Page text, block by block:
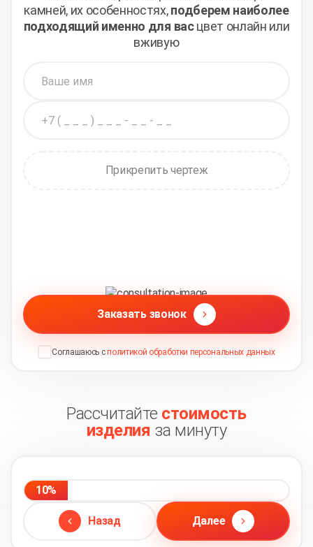
камней, их особенностях,подберем наиболее
подходящий именно для васцвет онлайн или
вживую
Прикрепить чертеж
Заказать звонок
Соглашаюсь с политикой обработки персональных данных
Рассчитайте стоимость
изделия за минуту
Назад
10%
Далее